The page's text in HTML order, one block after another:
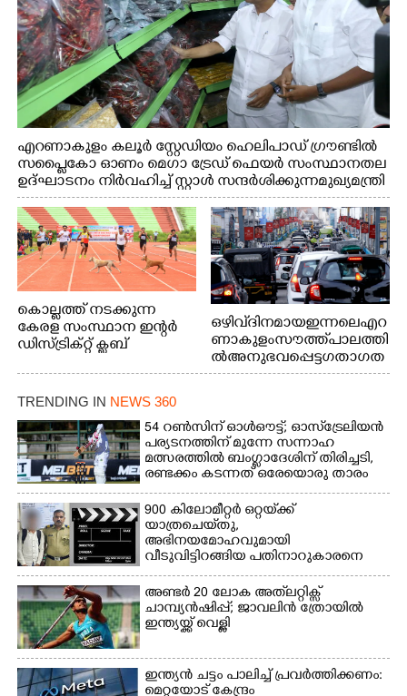
എറണാകുളം കലൂർ സ്റ്റേഡിയം ഹെലിപാഡ് ഗ്രൗണ്ടിൽ
സപ്ളൈകോ ഓണം മെഗാ ട്രേഡ് ഫെയർ സംസ്ഥാനതല
ഉദ്ഘാടനം നിർവഹിച്ച് സ്റ്റാൾ സന്ദർശിക്കുന്ന മുഖ്യമന്ത്രി
വി.ഡി. സതീശൻ. മന്ത്രി അനൂപ് ജേക്കബ് സമീപം
കൊല്ലത്ത് നടക്കുന്ന
കേരള സംസ്ഥാന ഇന്റർ
ഡിസ്ട്രിക്റ്റ് ക്ലബ്
ചാമ്പ്യൻഷിപ്പിൽ അണ്ടർ
20 ആൺകുട്ടികളുടെ 200
മത്സരത്തിനിടെ സിന്തറ്റിക്
ട്രാക്കിന് കുറുകെ ഓടുന്ന
നായകൾ.
ഒഴിവ് ദിനമായ ഇന്നലെ എറ
ണാകുളം സൗത്ത് പാലത്തി
ൽ അനുഭവപ്പെട്ട ഗതാഗത
ക്കുരുക്ക്
TRENDING IN NEWS 360
54 റൺസിന് ഓൾഔട്ട്; ഓസ്‌ട്രേലിയൻ
പര്യടനത്തിന് മുന്നേ സന്നാഹ
മത്സരത്തിൽ ബംഗ്ലാദേശിന് തിരിച്ചടി,
രണ്ടക്കം കടന്നത് ഒരേയൊരു താരം
900 കിലോമീറ്റർ ഒറ്റയ്‌ക്ക്
യാത്രചെ‌യ്‌തു,​
അഭിനയമോഹവുമായി
വീടുവിട്ടിറങ്ങിയ പതിനാറുകാരനെ
കണ്ടെത്തിയത് ഫിലിം സിറ്റിയിൽ
അണ്ടർ 20 ലോക അത്‌ലറ്റിക്സ്
ചാമ്പ്യൻഷിപ്പ്; ജാവലിൻ ത്രോയിൽ
ഇന്ത്യയ്ക്ക് വെള്ളി
ഇന്ത്യൻ ചട്ടം പാലിച്ച് പ്രവർത്തിക്കണം:
മെറ്റയോട് കേന്ദ്രം